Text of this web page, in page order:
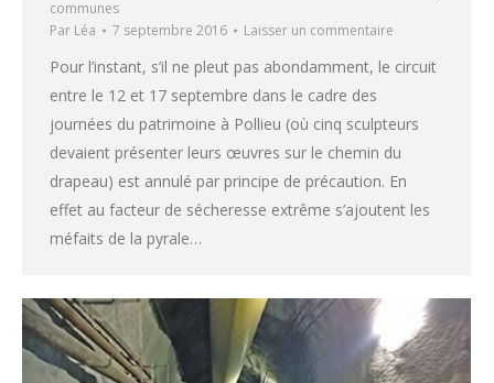
communes
Par Léa 7 septembre 2016 Laisser un commentaire
Pour l’instant, s’il ne pleut pas abondamment, le circuit
entre le 12 et 17 septembre dans le cadre des
journées du patrimoine à Pollieu (où cinq sculpteurs
devaient présenter leurs œuvres sur le chemin du
drapeau) est annulé par principe de précaution. En
effet au facteur de sécheresse extrême s’ajoutent les
méfaits de la pyrale…